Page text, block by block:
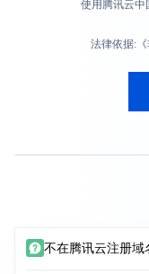
使用腾讯云中
法律依据:
不在腾讯云注册域